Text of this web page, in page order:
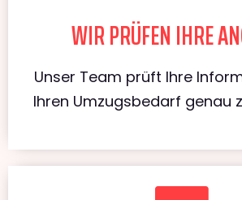
WIR PRÜFEN IHRE
Unser Team prüft Ihre
Ihren Umzugsbedarf genau